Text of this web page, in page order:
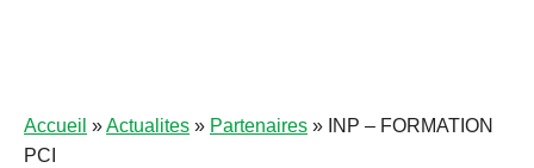
Accueil »Actualites » Partenaires » INP – FORMATION
PCI